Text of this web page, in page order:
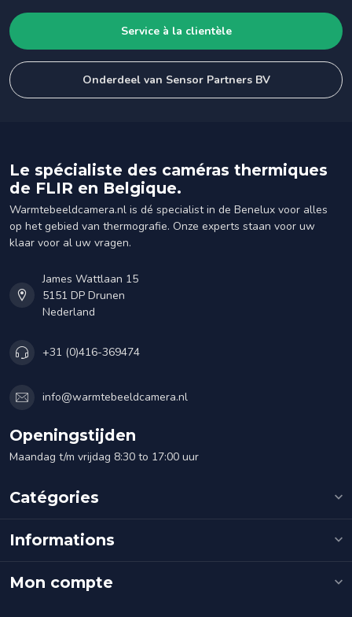
Service à la clientèle
Onderdeel van Sensor Partners BV
Le spécialiste des caméras thermiques
de FLIR en Belgique.
Warmtebeeldcamera.nl is dé specialist in de Benelux voor alles
op het gebied van thermografie. Onze experts staan voor uw
klaar voor al uw vragen.
James Wattlaan 15
5151 DP Drunen
Nederland
+31 (0)416-369474
info@warmtebeeldcamera.nl
Openingstijden
Maandag t/m vrijdag 8:30 to 17:00 uur
Catégories
Informations
Mon compte